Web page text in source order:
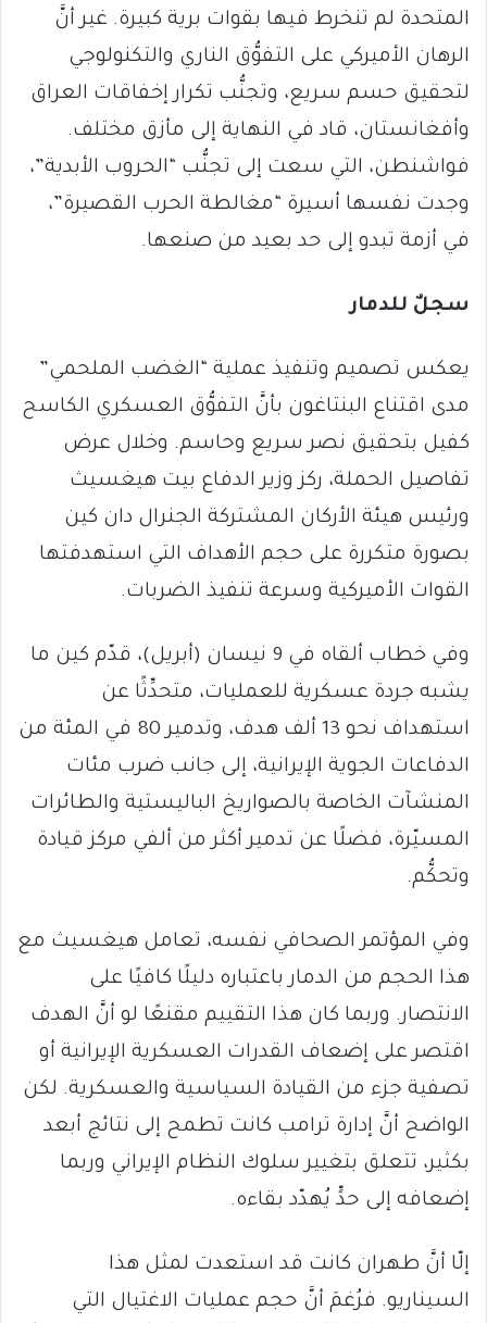
المتحدة لم تنخرط فيها بقوات برية كبيرة. غير أنَّ
الرهان الأميركي على التفوُّق الناري والتكنولوجي
لتحقيق حسم سريع، وتجنُّب تكرار إخفاقات العراق
وأفغانستان، قاد في النهاية إلى مأزق مختلف.
فواشنطن، التي سعت إلى تجنُّب “الحروب الأبدية”،
وجدت نفسها أسيرة “مغالطة الحرب القصيرة”،
في أزمة تبدو إلى حد بعيد من صنعها.
سجلٌ للدمار
يعكس تصميم وتنفيذ عملية “الغضب الملحمي”
مدى اقتناع البنتاغون بأنَّ التفوُّق العسكري الكاسح
كفيل بتحقيق نصر سريع وحاسم. وخلال عرض
تفاصيل الحملة، ركز وزير الدفاع بيت هيغسيث
ورئيس هيئة الأركان المشتركة الجنرال دان كين
بصورة متكررة على حجم الأهداف التي استهدفتها
القوات الأميركية وسرعة تنفيذ الضربات.
وفي خطاب ألقاه في 9 نيسان (أبريل)، قدّم كين ما
يشبه جردة عسكرية للعمليات، متحدِّثًا عن
استهداف نحو 13 ألف هدف، وتدمير 80 في المئة من
الدفاعات الجوية الإيرانية، إلى جانب ضرب مئات
المنشآت الخاصة بالصواريخ الباليستية والطائرات
المسيّرة، فضلًا عن تدمير أكثر من ألفي مركز قيادة
وتحكُّم.
وفي المؤتمر الصحافي نفسه، تعامل هيغسيث مع
هذا الحجم من الدمار باعتباره دليلًا كافيًا على
الانتصار. وربما كان هذا التقييم مقنعًا لو أنَّ الهدف
اقتصر على إضعاف القدرات العسكرية الإيرانية أو
تصفية جزء من القيادة السياسية والعسكرية. لكن
الواضح أنَّ إدارة ترامب كانت تطمح إلى نتائج أبعد
بكثير، تتعلق بتغيير سلوك النظام الإيراني وربما
إضعافه إلى حدٍّ يُهدّد بقاءه.
إلّا أنَّ طهران كانت قد استعدت لمثل هذا
السيناريو. فرُغمَ أنَّ حجم عمليات الاغتيال التي